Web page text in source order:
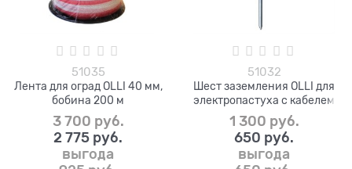
51035
Лента для оград OLLI 40 мм,
бобина 200 м
3 700 руб.
2 775 руб.
выгода
51032
Шест заземления OLLI для
электропастуха с кабелем
1 300 руб.
650 руб.
выгода